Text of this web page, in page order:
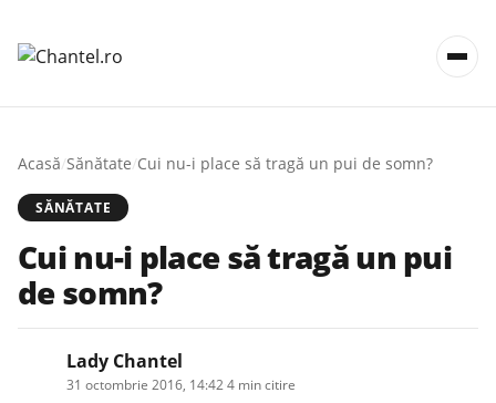
Acasă/Sănătate/Cui nu-i place să tragă un pui de somn?
SĂNĂTATE
Cui nu-i place să tragă un pui
de somn?
Lady Chantel
31 octombrie 2016, 14:424 min citire